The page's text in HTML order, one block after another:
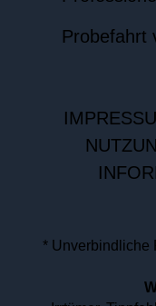
Probefahrt
* Unverbindliche